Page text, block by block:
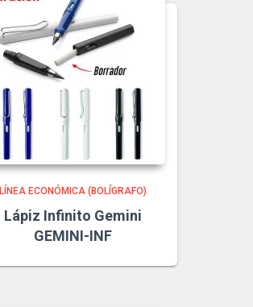
LÍNEA ECONÓMICA (BOLÍGRAFO)
Lápiz Infinito Gemini
GEMINI-INF